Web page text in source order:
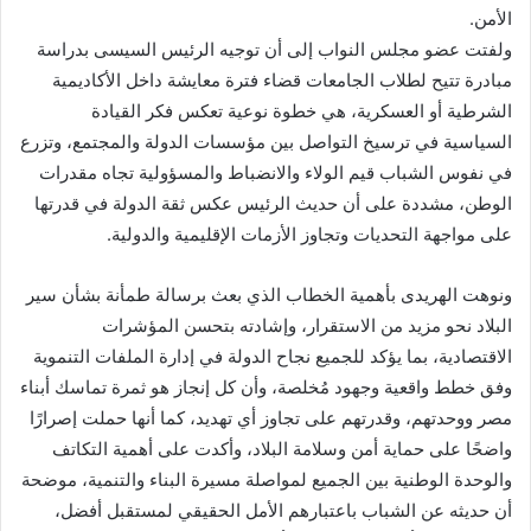
الأمن.
ولفتت عضو مجلس النواب إلى أن توجيه الرئيس السيسى بدراسة
مبادرة تتيح لطلاب الجامعات قضاء فترة معايشة داخل الأكاديمية
الشرطية أو العسكرية، هي خطوة نوعية تعكس فكر القيادة
السياسية في ترسيخ التواصل بين مؤسسات الدولة والمجتمع، وتزرع
في نفوس الشباب قيم الولاء والانضباط والمسؤولية تجاه مقدرات
الوطن، مشددة على أن حديث الرئيس عكس ثقة الدولة في قدرتها
على مواجهة التحديات وتجاوز الأزمات الإقليمية والدولية.
ونوهت الهريدى بأهمية الخطاب الذي بعث برسالة طمأنة بشأن سير
البلاد نحو مزيد من الاستقرار، وإشادته بتحسن المؤشرات
الاقتصادية، بما يؤكد للجميع نجاح الدولة في إدارة الملفات التنموية
وفق خطط واقعية وجهود مُخلصة، وأن كل إنجاز هو ثمرة تماسك أبناء
مصر ووحدتهم، وقدرتهم على تجاوز أي تهديد، كما أنها حملت إصرارًا
واضحًا على حماية أمن وسلامة البلاد، وأكدت على أهمية التكاتف
والوحدة الوطنية بين الجميع لمواصلة مسيرة البناء والتنمية، موضحة
أن حديثه عن الشباب باعتبارهم الأمل الحقيقي لمستقبل أفضل،